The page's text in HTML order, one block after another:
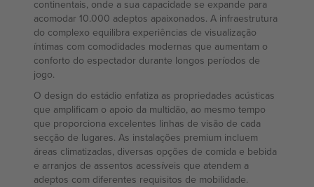
continentais, onde a sua capacidade se expande para
acomodar 10.000 adeptos apaixonados. A infraestrutura
do complexo equilibra experiências de visualização
íntimas com comodidades modernas que aumentam o
conforto do espectador durante longos períodos de
jogo.
O design do estádio enfatiza as propriedades acústicas
que amplificam o apoio da multidão, ao mesmo tempo
que proporciona excelentes linhas de visão de cada
secção de lugares. As instalações premium incluem
áreas climatizadas, diversas opções de comida e bebida
e arranjos de assentos acessíveis que atendem a
adeptos com diferentes requisitos de mobilidade.